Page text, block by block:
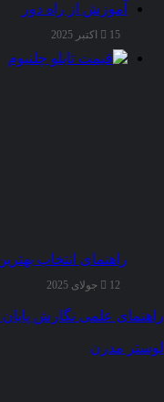
آموزش از راه دور
15 اکتبر 2025
راهنمای انتخاب
12 جولای 2025
راهنمای علمی نگارش پایان
لوستر مدرن